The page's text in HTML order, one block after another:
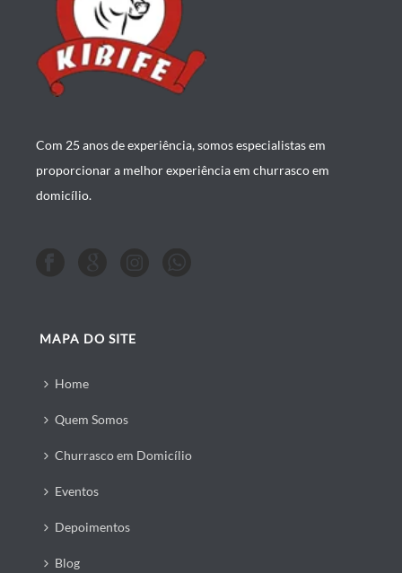
Com 25 anos de experiência, somos especialistas em
proporcionar a melhor experiência em churrasco em
domicílio.
MAPA DO SITE
Home
Quem Somos
Churrasco em Domicílio
Eventos
Depoimentos
Blog